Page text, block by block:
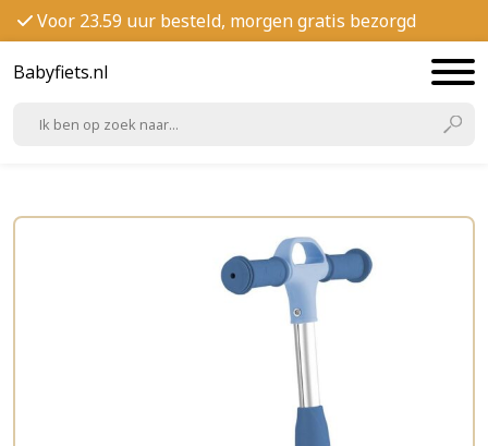
Voor 23.59 uur besteld, morgen gratis bezorgd
Babyfiets.nl